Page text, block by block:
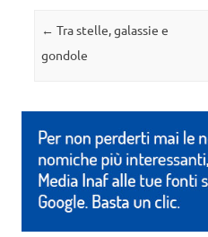
Navigazione articolo
← Tra stelle, galassie e
gondole